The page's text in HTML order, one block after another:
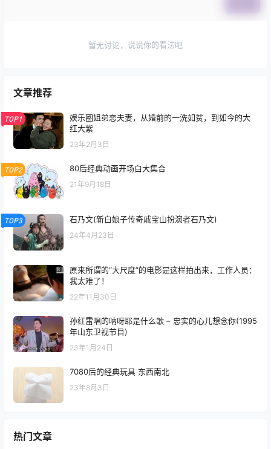
暂无讨论，说说你的看法吧
文章推荐
TOP1
娱乐圈姐弟恋夫妻，从婚前的一洗如贫，到如今的大
红大紫
23年2月3日
TOP2 80后经典动画开场白大集合
21年9月18日
TOP3 石乃文(新白娘子传奇戚宝山扮演者石乃文)
24年4月23日
原来所谓的“大尺度”的电影是这样拍出来，工作人员：
我太难了！
22年11月30日
孙红雷唱的呐呀耶是什么歌 – 忠实的心儿想念你(1995
年山东卫视节目)
23年1月24日
7080后的经典玩具 东西南北
23年8月3日
热门文章